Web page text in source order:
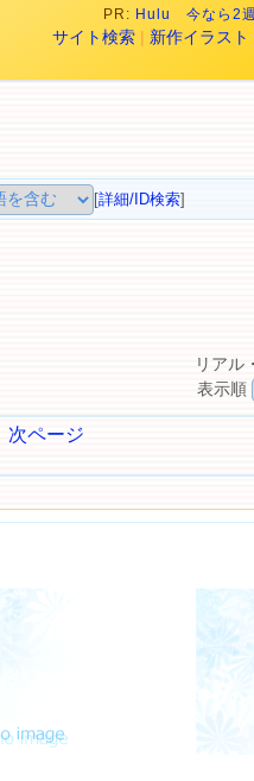
PR: Hulu 今なら2週
サイト検索 | 新作イラスト
[詳細/ID検索]
リアル
表示順
次ページ